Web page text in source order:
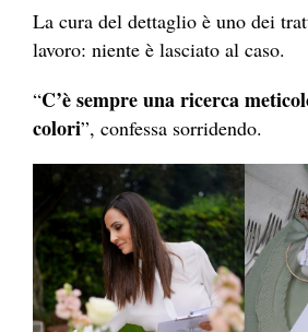
La cura del dettaglio è uno dei
lavoro: niente è lasciato al caso.
“C’è sempre una ricerca
colori”, confessa sorridendo.